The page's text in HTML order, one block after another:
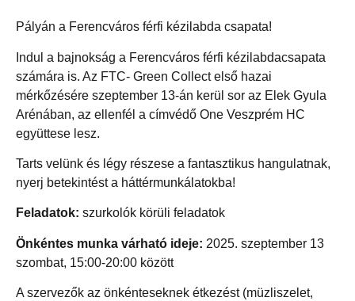
Pályán a Ferencváros férfi kézilabda csapata!
Indul a bajnokság a Ferencváros férfi kézilabdacsapata
számára is. Az FTC- Green Collect első hazai
mérkőzésére szeptember 13-án kerül sor az Elek Gyula
Arénában, az ellenfél a címvédő One Veszprém HC
együttese lesz.
Tarts velünk és légy részese a fantasztikus hangulatnak,
nyerj betekintést a háttérmunkálatokba!
Feladatok: szurkolók körüli feladatok
Önkéntes munka várható ideje: 2025. szeptember 13
szombat, 15:00-20:00 között
A szervezők az önkénteseknek étkezést (müzliszelet,